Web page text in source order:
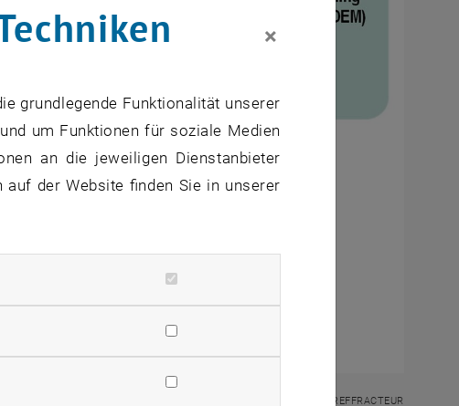
© REFFRACTEUR
×
grundlegende Funktionalität unserer
um Funktionen für soziale Medien
an die jeweiligen Dienstanbieter
der Website finden Sie in unserer